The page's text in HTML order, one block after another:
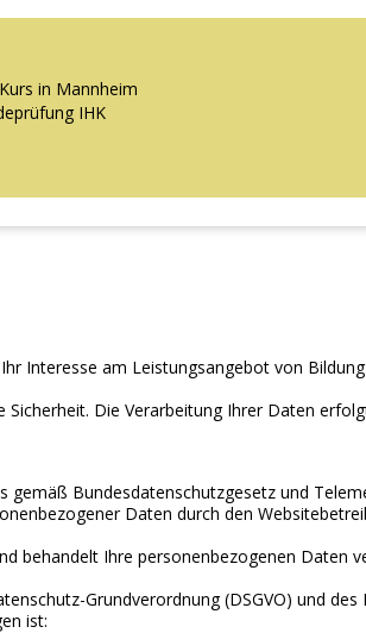
in Mannheim
IHK
Interesse am Leistungsangebot von
Die Verarbeitung Ihrer Daten
Bundesdatenschutzgesetz und
Daten durch den
behandelt Ihre personenbezogenen Daten
Grundverordnung (DSGVO) und
ist: